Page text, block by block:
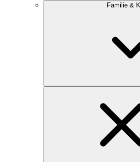
Familie &